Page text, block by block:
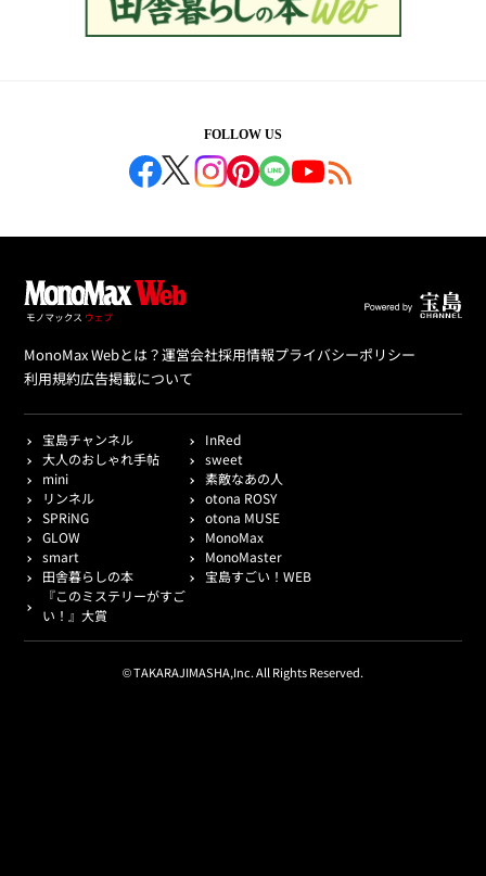
FOLLOW US
MonoMax Webとは？運営会社採用情報プライバシーポリシー
利用規約広告掲載について
宝島チャンネル
InRed
大人のおしゃれ手帖
sweet
mini
素敵なあの人
リンネル
otona ROSY
SPRiNG
otona MUSE
GLOW
MonoMax
smart
MonoMaster
田舎暮らしの本
宝島すごい！WEB
『このミステリーがすご
い！』大賞
© TAKARAJIMASHA,Inc. All Rights Reserved.